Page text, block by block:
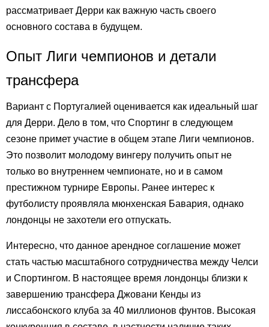
рассматривает Дерри как важную часть своего
основного состава в будущем.
Опыт Лиги чемпионов и детали
трансфера
Вариант с Португалией оценивается как идеальный шаг
для Дерри. Дело в том, что Спортинг в следующем
сезоне примет участие в общем этапе Лиги чемпионов.
Это позволит молодому вингеру получить опыт не
только во внутреннем чемпионате, но и в самом
престижном турнире Европы. Ранее интерес к
футболисту проявляла мюнхенская Бавария, однако
лондонцы не захотели его отпускать.
Интересно, что данное арендное соглашение может
стать частью масштабного сотрудничества между Челси
и Спортингом. В настоящее время лондонцы близки к
завершению трансфера Джовани Кенды из
лиссабонского клуба за 40 миллионов фунтов. Высокая